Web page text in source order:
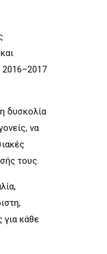
2016–2017
δυσκολία
να
τους.
για κάθε